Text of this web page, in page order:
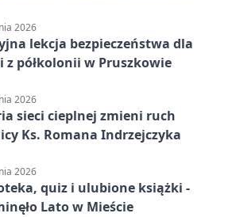
2026
lekcja bezpieczeństwa dla
z półkolonii w Pruszkowie
2026
sieci cieplnej zmieni ruch
Ks. Romana Indrzejczyka
2026
quiz i ulubione książki -
Lato w Mieście